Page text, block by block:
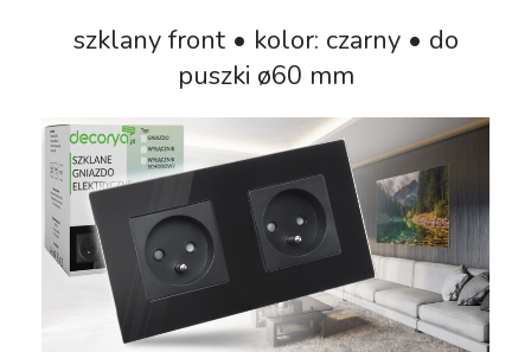
szklany front • kolor: czarny • do
puszki ø60 mm